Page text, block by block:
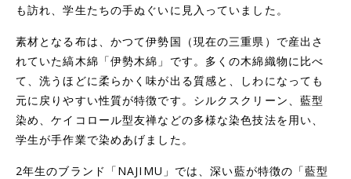
も訪れ、学生たちの手ぬぐいに見入っていました。
素材となる布は、かつて伊勢国（現在の三重県）で産出さ
れていた縞木綿「伊勢木綿」です。多くの木綿織物に比べ
て、洗うほどに柔らかく味が出る質感と、しわになっても
元に戻りやすい性質が特徴です。シルクスクリーン、藍型
染め、ケイコロール型友禅などの多様な染色技法を用い、
学生が手作業で染めあげました。
2年生のブランド「NAJIMU」では、深い藍が特徴の「藍型